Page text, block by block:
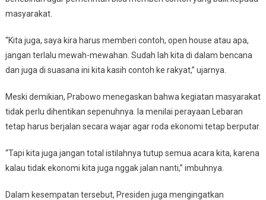
masyarakat.
“Kita juga, saya kira harus memberi contoh, open house atau apa,
jangan terlalu mewah-mewahan. Sudah lah kita di dalam bencana
dan juga di suasana ini kita kasih contoh ke rakyat,” ujarnya.
Meski demikian, Prabowo menegaskan bahwa kegiatan masyarakat
tidak perlu dihentikan sepenuhnya. Ia menilai perayaan Lebaran
tetap harus berjalan secara wajar agar roda ekonomi tetap berputar.
“Tapi kita juga jangan total istilahnya tutup semua acara kita, karena
kalau tidak ekonomi kita juga nggak jalan nanti,” imbuhnya.
Dalam kesempatan tersebut, Presiden juga mengingatkan